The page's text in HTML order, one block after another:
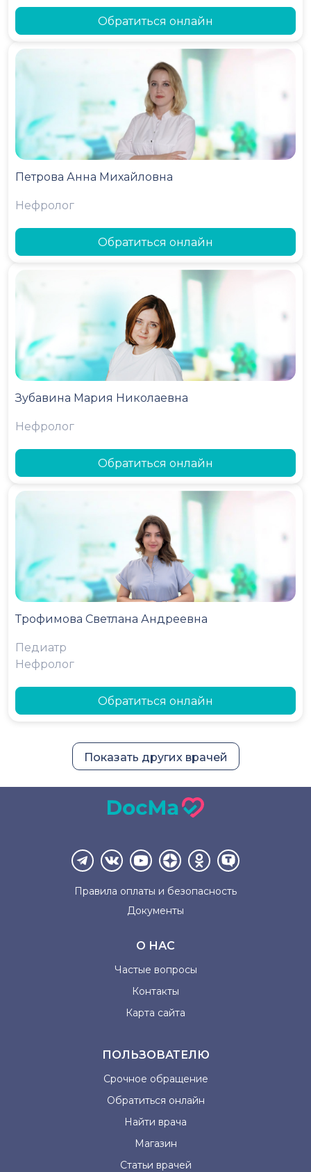
Обратиться онлайн
Петрова Анна Михайловна
Нефролог
Обратиться онлайн
Зубавина Мария Николаевна
Нефролог
Обратиться онлайн
Трофимова Светлана Андреевна
Педиатр
Нефролог
Обратиться онлайн
Показать других врачей
Правила оплаты и безопасность
Документы
О НАС
Частые вопросы
Контакты
Карта сайта
ПОЛЬЗОВАТЕЛЮ
Срочное обращение
Обратиться онлайн
Найти врача
Магазин
Статьи врачей